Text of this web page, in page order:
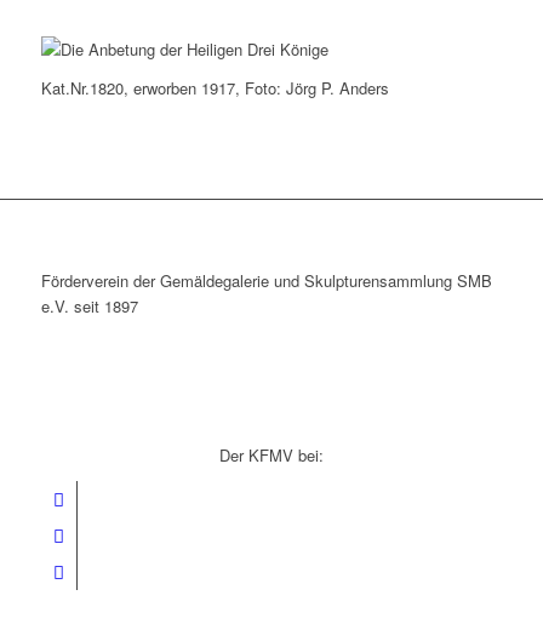
Kat.Nr.1820, erworben 1917, Foto: Jörg P. Anders
Förderverein der Gemäldegalerie und Skulpturensammlung SMB
e.V. seit 1897
Der KFMV bei: